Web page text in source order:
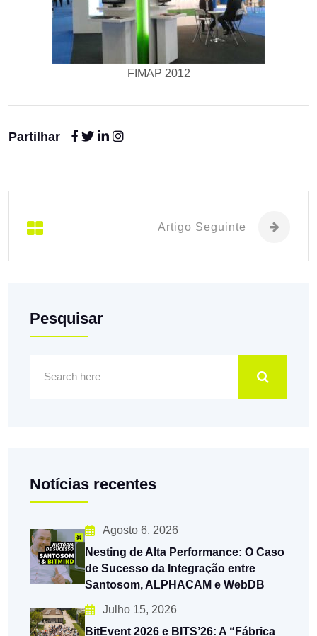
FIMAP 2012
Partilhar
Artigo Seguinte
Pesquisar
Notícias recentes
Agosto 6, 2026
Nesting de Alta Performance: O Caso
de Sucesso da Integração entre
Santosom, ALPHACAM e WebDB
Julho 15, 2026
BitEvent 2026 e BITS’26: A “Fábrica